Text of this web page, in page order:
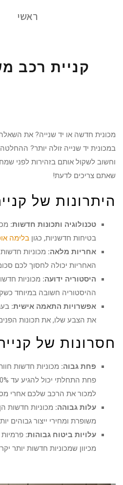
ראשי
קניית רכב
מכונית חדשה או יד שנייה? את
במכונית יד שנייה זולה יותר?
וחשוב לשקול אותם בזהירות לפני
שאתם צריכים לדעת!
היתרונות של
טכנולוגיה ותכונות חדשות:
בטיחות חדשניות, כגון בלימה
אחריות מלאה: מכוניות
האחריות יכולה לחסוך לכם
היסטוריה ידועה: מכוניות
ההיסטוריה חשובה במיוחד
אפשרויות התאמה אישית:
את הצבע שלו, את תכונות
חסרונות של
פחת גבוה: מכוניות חדשות
למכור את הרכב שלכם אחרי
עלות גבוהה: מכוניות חדשות
משופרת ומחירי ייצור גבוהים
עלויות ביטוח גבוהות:
מכיוון שמכוניות חדשות יותר